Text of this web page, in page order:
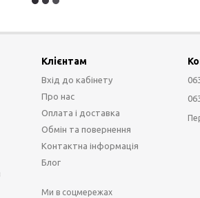
Клієнтам
Вхід до кабінету
Про нас
Оплата і доставка
Обмін та повернення
Контактна інформація
Блог
Ми в соцмережах